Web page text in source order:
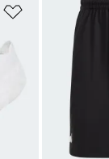
Favori